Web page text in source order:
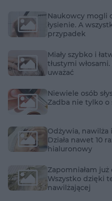
Naukowcy mogli
łysienie. A
przypadek
Miały szybko i
tłustymi
uważać
Niewiele osób
Zadba nie tylko
Odżywia,
Działa nawet 10
hialuronowy
Zapomniałam już
Wszystko dzięki
nawilżającej